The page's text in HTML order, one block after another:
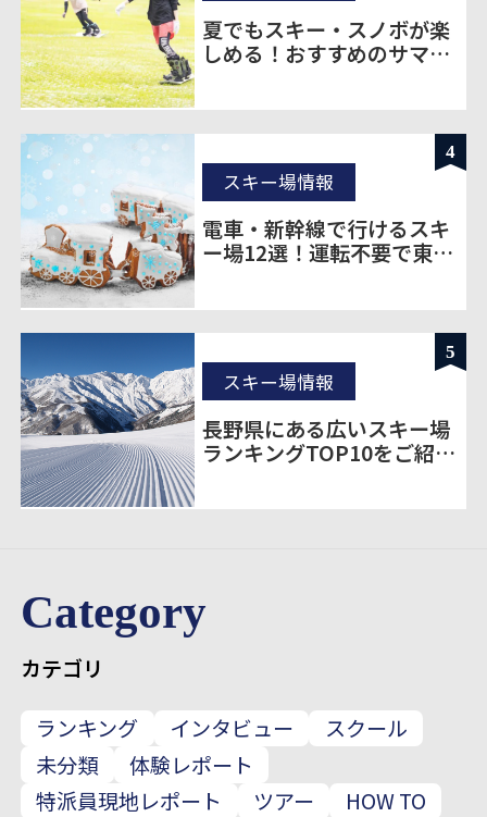
夏でもスキー・スノボが楽
しめる！おすすめのサマー
4
電車・新幹線で行けるスキ
ー場12選！運転不要で東京
スキー場情報
5
長野県にある広いスキー場
ランキングTOP10をご紹
スキー場情報
Category
カテゴリ
ランキング
インタビュー
スクール
未分類
体験レポート
特派員現地レポート
ツアー
HOW TO